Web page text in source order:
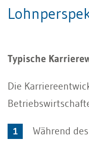
Typische
Die
Während